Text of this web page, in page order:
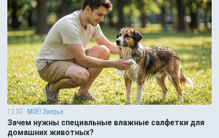
13:30 МОЁ! Зверьё
Зачем нужны специальные влажные салфетки для
домашних животных?